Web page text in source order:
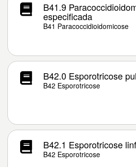
B41.9
especificada
B41 Paracoccidioidomicose
B42.0 Esporotricose
B42 Esporotricose
B42.1 Esporotricose
B42 Esporotricose